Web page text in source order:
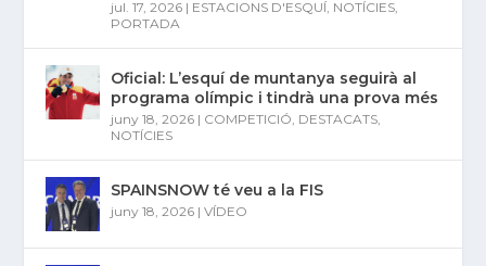
jul. 17, 2026 | ESTACIONS D'ESQUÍ NOTÍCIES
PORTADA
Oficial: L’esquí de muntanya seguirà al
programa olímpic i tindrà una prova més
juny 18, 2026 | COMPETICIÓ DESTACATS
NOTÍCIES
SPAINSNOW té veu a la FIS
juny 18, 2026 |VÍDEO